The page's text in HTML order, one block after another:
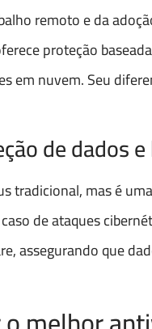
remoto e da
proteção
em nuvem. Seu
de dados
tradicional, mas é
de ataques
assegurando que